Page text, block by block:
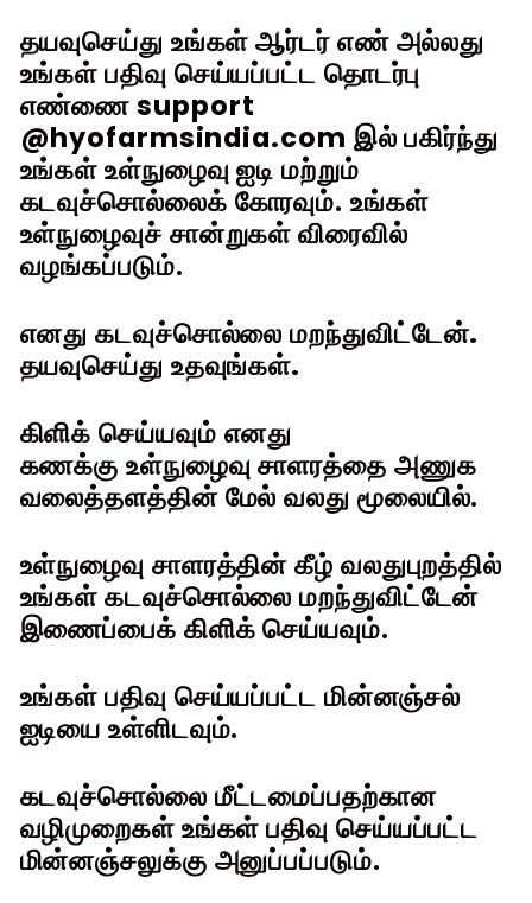
தயவுசெய்து உங்கள்ஆர்டர் எண்அல்லது
உங்கள் பதிவு செய்யப்பட்ட தொடர்பு
எண்ணைsupport
@hyofarmsindia.com இல் பகிர்ந்து
உங்கள் உள்நுழைவு ஐடி மற்றும்
கடவுச்சொல்லைக் கோரவும். உங்கள்
உள்நுழைவுச் சான்றுகள் விரைவில்
வழங்கப்படும்.
எனது கடவுச்சொல்லை மறந்துவிட்டேன்.
தயவுசெய்து உதவுங்கள்.
கிளிக் செய்யவும் எனது
கணக்கு உள்நுழைவு சாளரத்தை அணுக
வலைத்தளத்தின் மேல் வலது மூலையில்.
உள்நுழைவு சாளரத்தின் கீழ் வலதுபுறத்தில்
உங்கள் கடவுச்சொல்லை மறந்துவிட்டேன்
இணைப்பைக் கிளிக் செய்யவும்.
உங்கள் பதிவு செய்யப்பட்ட மின்னஞ்சல்
ஐடியை உள்ளிடவும்.
கடவுச்சொல்லை மீட்டமைப்பதற்கான
வழிமுறைகள் உங்கள் பதிவு செய்யப்பட்ட
மின்னஞ்சலுக்கு அனுப்பப்படும்.